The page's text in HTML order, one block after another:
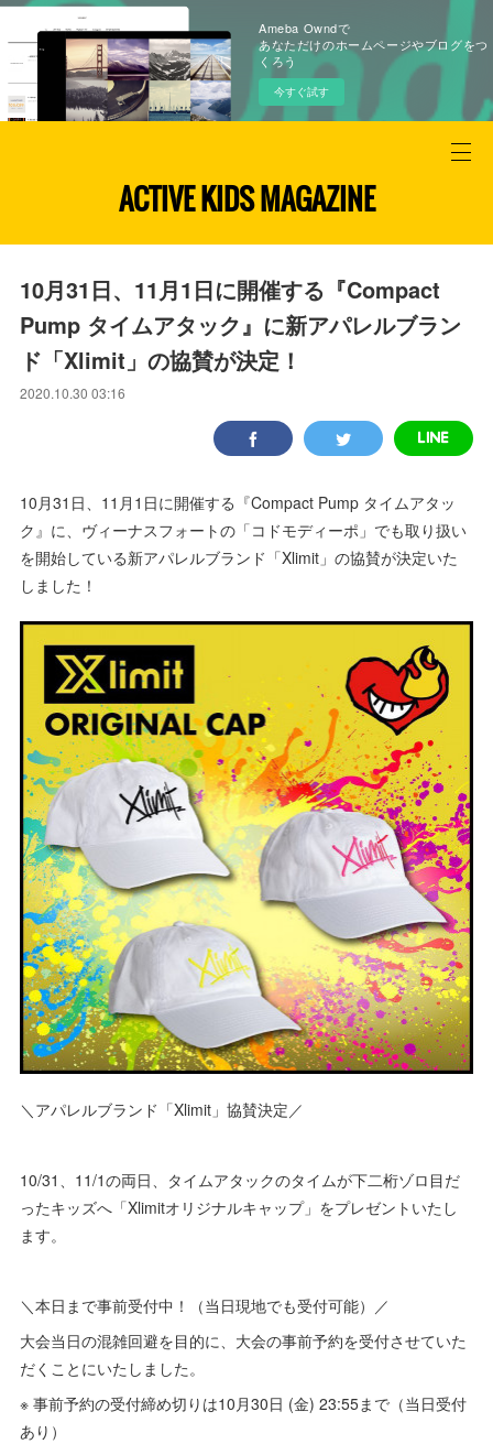
Ameba Owndで
あなただけのホームページやブログをつ
くろう
今すぐ試す
ACTIVE KIDS MAGAZINE
10月31日、11月1日に開催する『Compact
Pump タイムアタック』に新アパレルブラン
ド「Xlimit」の協賛が決定！
2020.10.30 03:16
10月31日、11月1日に開催する『Compact Pump タイムアタッ
ク』に、ヴィーナスフォートの「コドモディーポ」でも取り扱い
を開始している新アパレルブランド「Xlimit」の協賛が決定いた
しました！
＼アパレルブランド「Xlimit」協賛決定／
10/31、11/1の両日、タイムアタックのタイムが下二桁ゾロ目だ
ったキッズへ「Xlimitオリジナルキャップ」をプレゼントいたし
ます。
＼本日まで事前受付中！（当日現地でも受付可能）／
大会当日の混雑回避を目的に、大会の事前予約を受付させていた
だくことにいたしました。
※ 事前予約の受付締め切りは10月30日 (金) 23:55まで（当日受付
あり）